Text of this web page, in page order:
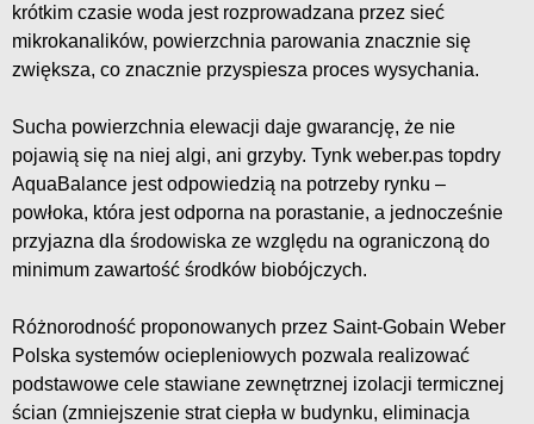
krótkim czasie woda jest rozprowadzana przez sieć
mikrokanalików, powierzchnia parowania znacznie się
zwiększa, co znacznie przyspiesza proces wysychania.
Sucha powierzchnia elewacji daje gwarancję, że nie
pojawią się na niej algi, ani grzyby. Tynk weber.pas topdry
AquaBalance jest odpowiedzią na potrzeby rynku –
powłoka, która jest odporna na porastanie, a jednocześnie
przyjazna dla środowiska ze względu na ograniczoną do
minimum zawartość środków biobójczych.
Różnorodność proponowanych przez Saint-Gobain Weber
Polska systemów ociepleniowych pozwala realizować
podstawowe cele stawiane zewnętrznej izolacji termicznej
ścian (zmniejszenie strat ciepła w budynku, eliminacja